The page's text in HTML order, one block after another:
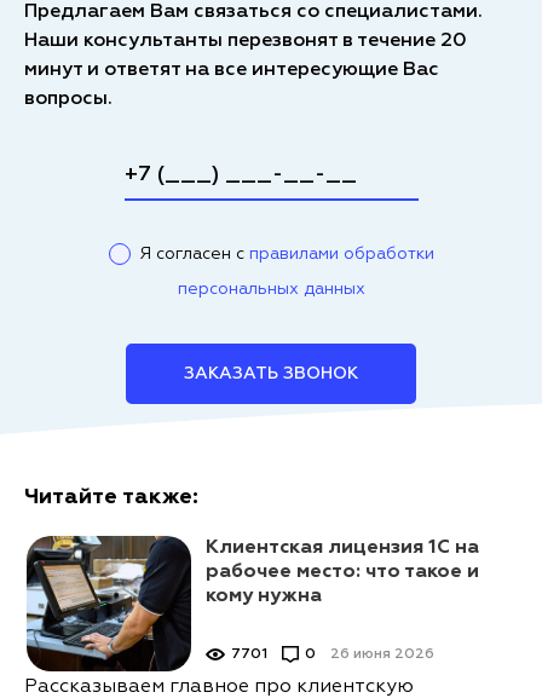
Предлагаем Вам связаться со специалистами.
Наши консультанты перезвонят в течение 20
минут и ответят на все интересующие Вас
вопросы.
Я согласен с правилами обработки
персональных данных
ЗАКАЗАТЬ ЗВОНОК
Читайте также:
Клиентская лицензия 1С на
рабочее место: что такое и
кому нужна
26 июня 2026
7701 0
Рассказываем главное про клиентскую